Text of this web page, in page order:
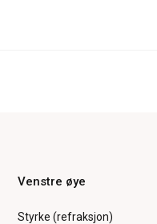
Venstre øye
Styrke (refraksjon)